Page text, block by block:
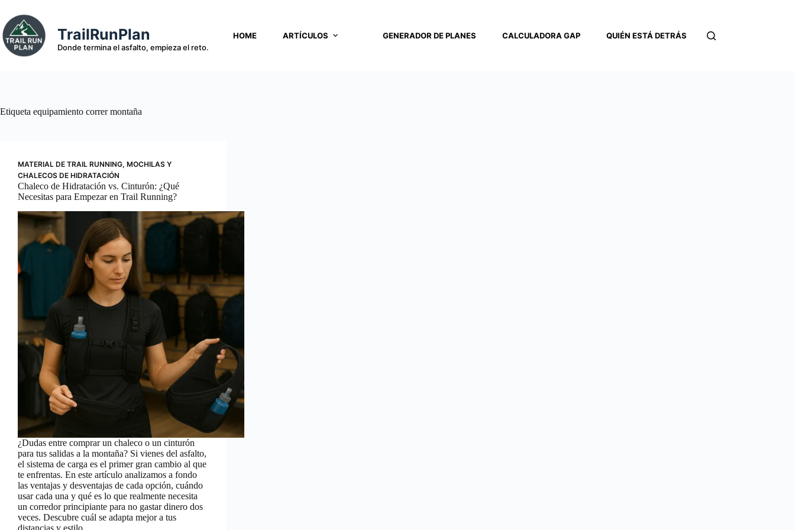
contenido
TrailRunPlan
Donde termina el asfalto, empieza el reto.
HOME ARTÍCULOS GENERADOR DE PLANES CALCULADORA GAP QUIÉN ESTÁ DETRÁS CONTACTO
Etiqueta equipamiento correr montaña
MATERIAL DE TRAIL RUNNING, MOCHILAS Y
CHALECOS DE HIDRATACIÓN
Chaleco de Hidratación vs. Cinturón: ¿Qué
Necesitas para Empezar en Trail Running?
¿Dudas entre comprar un chaleco o un cinturón
para tus salidas a la montaña? Si vienes del asfalto,
el sistema de carga es el primer gran cambio al que
te enfrentas. En este artículo analizamos a fondo
las ventajas y desventajas de cada opción, cuándo
usar cada una y qué es lo que realmente necesita
un corredor principiante para no gastar dinero dos
veces. Descubre cuál se adapta mejor a tus
distancias y estilo.